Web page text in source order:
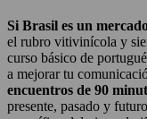
Si Brasil es un
el rubro vitivinícola y
curso básico de
a mejorar tu
encuentros de 90
presente, pasado y